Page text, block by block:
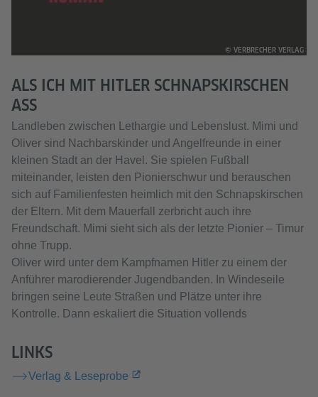
© VERBRECHER VERLAG
ALS ICH MIT HITLER SCHNAPSKIRSCHEN
ASS
Landleben zwischen Lethargie und Lebenslust. Mimi und
Oliver sind Nachbarskinder und Angelfreunde in einer
kleinen Stadt an der Havel. Sie spielen Fußball
miteinander, leisten den Pionierschwur und berauschen
sich auf Familienfesten heimlich mit den Schnapskirschen
der Eltern. Mit dem Mauerfall zerbricht auch ihre
Freundschaft. Mimi sieht sich als der letzte Pionier – Timur
ohne Trupp.
Oliver wird unter dem Kampfnamen Hitler zu einem der
Anführer marodierender Jugendbanden. In Windeseile
bringen seine Leute Straßen und Plätze unter ihre
Kontrolle. Dann eskaliert die Situation vollends
LINKS
Verlag & Leseprobe